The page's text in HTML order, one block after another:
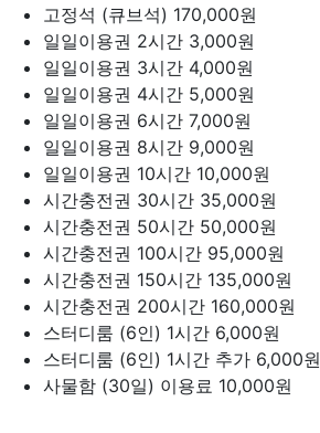
고정석 (큐브석) 170,000원
일일이용권 2시간 3,000원
일일이용권 3시간 4,000원
일일이용권 4시간 5,000원
일일이용권 6시간 7,000원
일일이용권 8시간 9,000원
일일이용권 10시간 10,000원
시간충전권 30시간 35,000원
시간충전권 50시간 50,000원
시간충전권 100시간 95,000원
시간충전권 150시간 135,000원
시간충전권 200시간 160,000원
스터디룸 (6인) 1시간 6,000원
스터디룸 (6인) 1시간 추가 6,000원
사물함 (30일) 이용료 10,000원